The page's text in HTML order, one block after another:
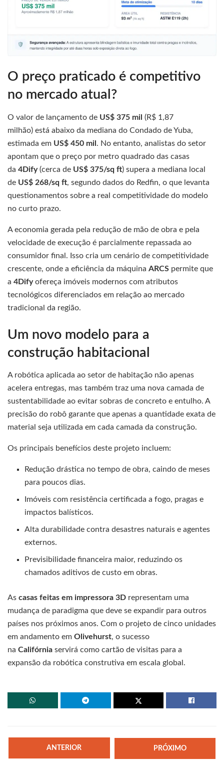
O preço praticado é competitivo
no mercado atual?
O valor de lançamento de US$ 375 mil (R$ 1,87
milhão) está abaixo da mediana do Condado de Yuba,
estimada em US$ 450 mil . No entanto, analistas do setor
apontam que o preço por metro quadrado das casas
da 4Dify(cerca de US$ 375/sq ft) supera a mediana local
de US$ 268/sq ft, segundo dados do Redfin, o que levanta
questionamentos sobre a real competitividade do modelo
no curto prazo.
A economia gerada pela redução de mão de obra e pela
velocidade de execução é parcialmente repassada ao
consumidor final. Isso cria um cenário de competitividade
crescente, onde a eficiência da máquina ARCS permite que
a 4Difyofereça imóveis modernos com atributos
tecnológicos diferenciados em relação ao mercado
tradicional da região.
Um novo modelo para a
construção habitacional
A robótica aplicada ao setor de habitação não apenas
acelera entregas, mas também traz uma nova camada de
sustentabilidade ao evitar sobras de concreto e entulho. A
precisão do robô garante que apenas a quantidade exata de
material seja utilizada em cada camada da construção.
Os principais benefícios deste projeto incluem:
Redução drástica no tempo de obra, caindo de meses
para poucos dias.
Imóveis com resistência certificada a fogo, pragas e
impactos balísticos.
Alta durabilidade contra desastres naturais e agentes
externos.
Previsibilidade financeira maior, reduzindo os
chamados aditivos de custo em obras.
As casas feitas em impressora 3D representam uma
mudança de paradigma que deve se expandir para outros
países nos próximos anos. Com o projeto de cinco unidades
em andamento em Olivehurst, o sucesso
na Califórnia servirá como cartão de visitas para a
expansão da robótica construtiva em escala global.
ANTERIOR PRÓXIMO